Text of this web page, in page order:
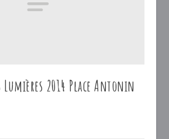
Lumières 2014 Place Antonin